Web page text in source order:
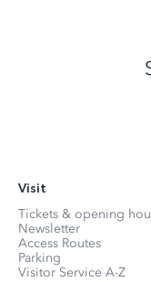
Visit
Tickets & opening
Newsletter
Access Routes
Parking
Visitor Service A-Z